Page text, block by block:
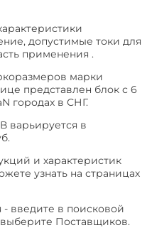
допустимые токи для
применения .
марки
представлен блок с 6
городах в СНГ.
варьируется в
и характеристик
узнать на страницах
введите в поисковой
Поставщиков.